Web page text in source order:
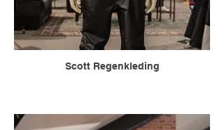
Scott Regenkleding